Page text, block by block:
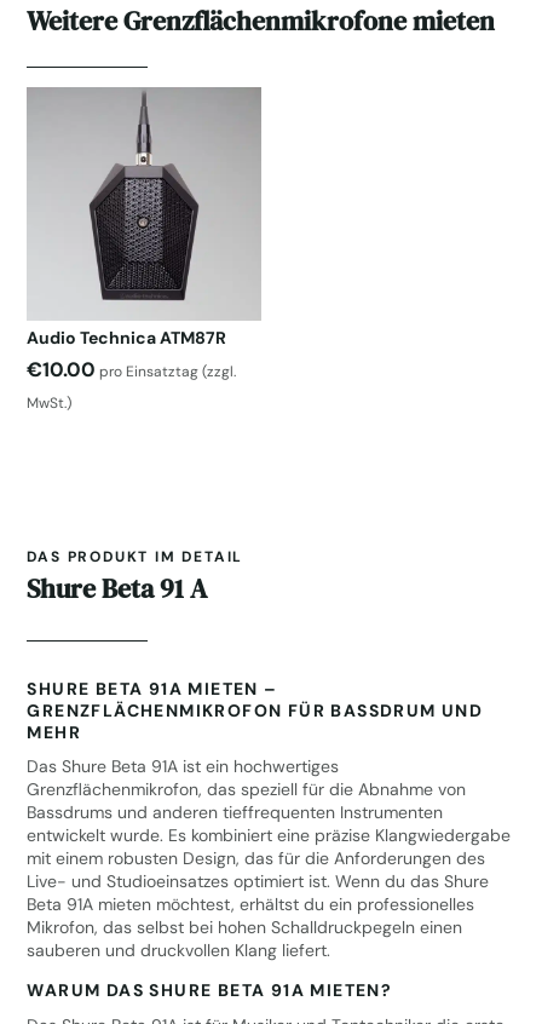
Weitere Grenzflächenmikrofone mieten
Audio Technica ATM87R
€10.00 pro Einsatztag (zzgl.
MwSt.)
DAS PRODUKT IM DETAIL
Shure Beta 91 A
SHURE BETA 91A MIETEN –
GRENZFLÄCHENMIKROFON FÜR BASSDRUM UND
MEHR
Das Shure Beta 91A ist ein hochwertiges
Grenzflächenmikrofon, das speziell für die Abnahme von
Bassdrums und anderen tieffrequenten Instrumenten
entwickelt wurde. Es kombiniert eine präzise Klangwiedergabe
mit einem robusten Design, das für die Anforderungen des
Live- und Studioeinsatzes optimiert ist. Wenn du das Shure
Beta 91A mieten möchtest, erhältst du ein professionelles
Mikrofon, das selbst bei hohen Schalldruckpegeln einen
sauberen und druckvollen Klang liefert.
WARUM DAS SHURE BETA 91A MIETEN?